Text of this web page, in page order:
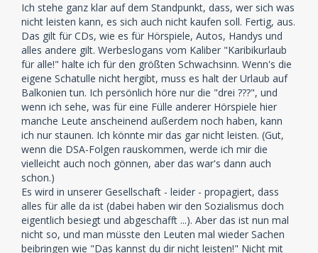
Ich stehe ganz klar auf dem Standpunkt, dass, wer sich was
nicht leisten kann, es sich auch nicht kaufen soll. Fertig, aus.
Das gilt für CDs, wie es für Hörspiele, Autos, Handys und
alles andere gilt. Werbeslogans vom Kaliber "Karibikurlaub
für alle!" halte ich für den größten Schwachsinn. Wenn's die
eigene Schatulle nicht hergibt, muss es halt der Urlaub auf
Balkonien tun. Ich persönlich höre nur die "drei ???", und
wenn ich sehe, was für eine Fülle anderer Hörspiele hier
manche Leute anscheinend außerdem noch haben, kann
ich nur staunen. Ich könnte mir das gar nicht leisten. (Gut,
wenn die DSA-Folgen rauskommen, werde ich mir die
vielleicht auch noch gönnen, aber das war's dann auch
schon.)
Es wird in unserer Gesellschaft - leider - propagiert, dass
alles für alle da ist (dabei haben wir den Sozialismus doch
eigentlich besiegt und abgeschafft ...). Aber das ist nun mal
nicht so, und man müsste den Leuten mal wieder Sachen
beibringen wie "Das kannst du dir nicht leisten!" Nicht mit